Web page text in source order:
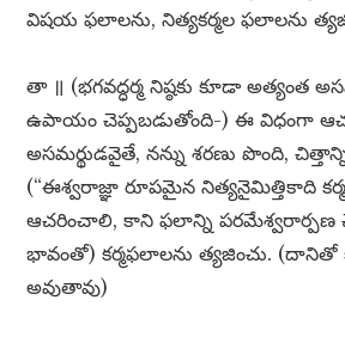
విషయ ఫలాలను, నిత్యకర్మల ఫలాలను
తా ॥ (భగవద్ధర్మ నిష్ఠకు కూడా అత్యంత
ఉపాయం చెప్పబడుతోంది-) ఈ విధంగా
అసమర్థుడవైతే, నన్ను శరణు పొంది,
(“ఈశ్వరాజ్ఞా రూపమైన నిత్యనైమిత్తికాది
ఆచరించాలి, కాని ఫలాన్ని పరమేశ్వరార్పణ
భావంతో) కర్మఫలాలను త్యజించు. (దానితో
అవుతావు)